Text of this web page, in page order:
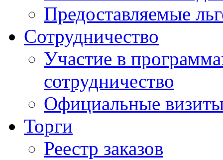
Предоставляемые
Сотрудничество
Участие в
сотрудничество
Официальные
Торги
Реестр заказов